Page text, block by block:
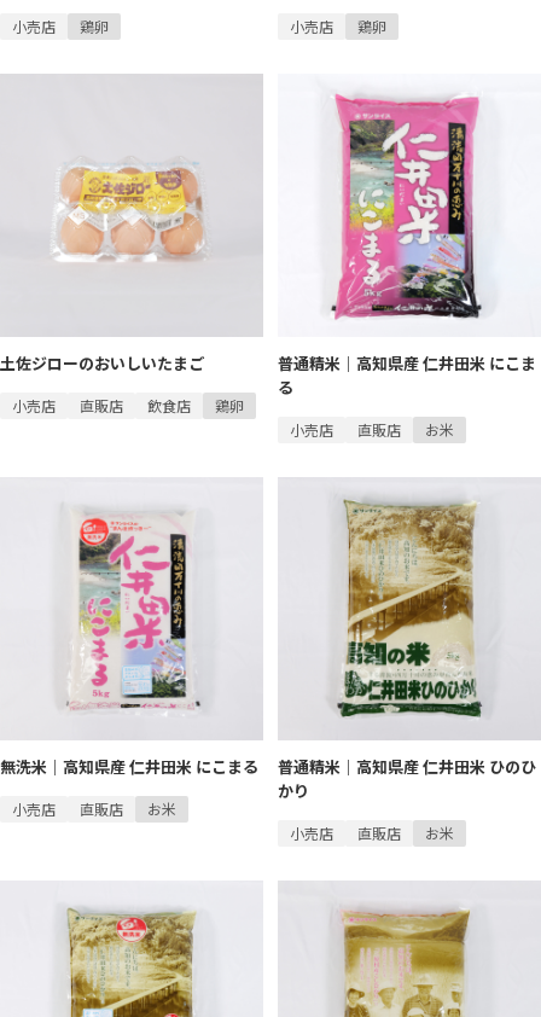
小売店 鶏卵 小売店 鶏卵
土佐ジローのおいしいたまご
小売店 直販店 飲食店 鶏卵
普通精米｜高知県産 仁井田米 にこま
る
小売店 直販店 お米
無洗米｜高知県産 仁井田米 にこまる
小売店 直販店 お米
普通精米｜高知県産 仁井田米 ひのひ
かり
小売店 直販店 お米